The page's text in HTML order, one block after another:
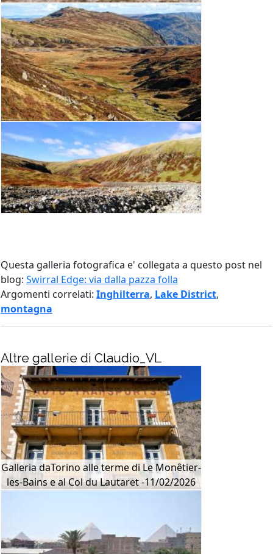
Questa galleria fotografica e' collegata a questo post nel
blog: Swirral Edge: via dalla pazza folla
Argomenti correlati: Inghilterra, Lake District,
montagna
Altre gallerie di Claudio_VL
Galleria daTorino alle terme di Le Monêtier-
les-Bains e al Col du Lautaret -11/02/2026